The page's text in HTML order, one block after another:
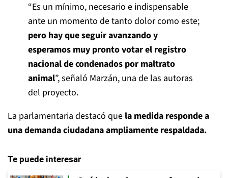
“Es un mínimo, necesario e indispensable
ante un momento de tanto dolor como este;
pero hay que seguir avanzando y
esperamos muy pronto votar el registro
nacional de condenados por maltrato
animal”, señaló Marzán, una de las autoras
del proyecto.
La parlamentaria destacó que la medida responde a
una demanda ciudadana ampliamente respaldada.
Te puede interesar